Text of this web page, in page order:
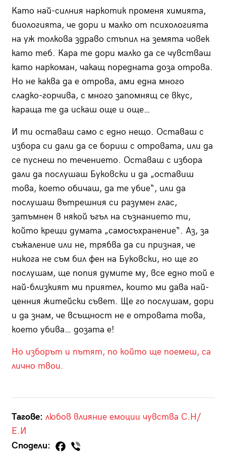
Като най-силния наркотик променя химията,
биологията, че дори и малко от психологията
на уж толкова здраво стъпил на земята човек
като теб. Кара те дори малко да се чувстваш
като наркоман, чакащ поредната доза отрова.
Но не каква да е отрова, ами една много
сладко-горчива, с много запомнящ се вкус,
караща те да искаш още и още…
И ти оставаш само с едно нещо. Оставаш с
избора си дали да се бориш с отровата, или да
се пуснеш по течението. Оставаш с избора
дали да послушаш Буковски и да „оставиш
това, което обичаш, да те убие“, или да
послушаш вътрешния си разумен глас,
затъмнен в някой ъгъл на съзнанието ти,
който крещи думата „самосъхранение“. Аз, за
съжаление или не, трябва да си призная, че
никога не съм бил фен на Буковски, но ще го
послушам, ще попия думите му, все едно той е
най-близкият ми приятел, които ми дава най-
ценния житейски съвет. Ще го послушам, дори
и да знам, че всъщност не е отровата това,
което убива… дозата е!
Но изборът и пътят, по който ще поемеш, са
лично твои.
Тагове: любов влияние емоции чувства С.Н/
Е.И
Сподели: